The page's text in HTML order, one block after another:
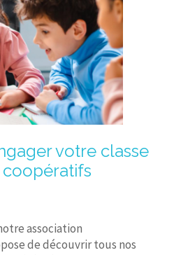
votre classe
association
de découvrir tous nos